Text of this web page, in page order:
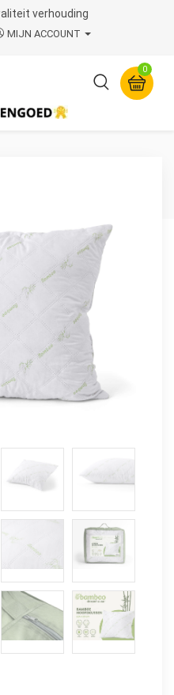
verhouding
MIJN ACCOUNT
0
Page v.1
Wit
cm